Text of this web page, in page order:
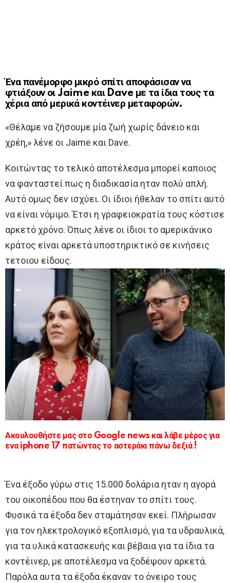
Ένα πανέμορφο μικρό σπίτι αποφάσισαν να
φτιάξουν οι Jaime και Dave με τα ίδια τους τα
χέρια από μερικά κοντέινερ μεταφορών.
«Θέλαμε να ζήσουμε μία ζωή χωρίς δάνειο και
χρέη,» λένε οι Jaime και Dave.
Κοιτώντας το τελικό αποτέλεσμα μπορεί καποιος
να φανταστεί πως η διαδικασία ηταν πολύ απλή.
Αυτό ομως δεν ισχύει. Οι ίδιοι ήθελαν το σπίτι αυτό
να είναι νόμιμο. Έτσι η γραφειοκρατία τους κόστισε
αρκετό χρόνο. Όπως λένε οι ίδιοι το αμερικάνικο
κράτος είναι αρκετά υποστηρικτικό σε κινήσεις
τετοιου είδους.
Ακουλουθήστε μας στο Google news και λάβε μέρος για
ενα iphone 17 πατώντας το αστεράκι πάνω δεξιά !
Ένα έξοδο γύρω στις 15.000 δολάρια ηταν η αγορά
του οικοπέδου που θα έστηναν το σπίτι τους.
Φυσικά τα έξοδα δεν σταμάτησαν εκεί. Πλήρωσαν
για τον ηλεκτρολογικό εξοπλισμό, για τα υδραυλικά,
για τα υλικά κατασκευής και βέβαια για τα ίδια τα
κοντέινερ, με αποτέλεσμα να ξοδέψουν αρκετά.
Παρόλα αυτα τα έξοδα έκαναν το όνειρο τους